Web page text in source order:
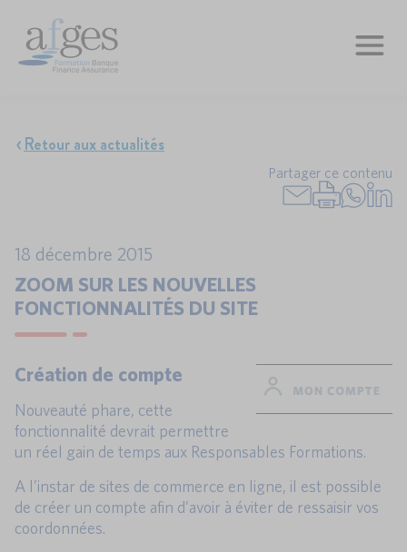
Retour aux actualités
Partager ce contenu
18 décembre 2015
ZOOM SUR LES NOUVELLES
FONCTIONNALITÉS DU SITE
Création de compte
Nouveauté phare, cette
fonctionnalité devrait permettre
un réel gain de temps aux Responsables Formations.
A l’instar de sites de commerce en ligne, il est possible
de créer un compte afin d’avoir à éviter de ressaisir vos
coordonnées.